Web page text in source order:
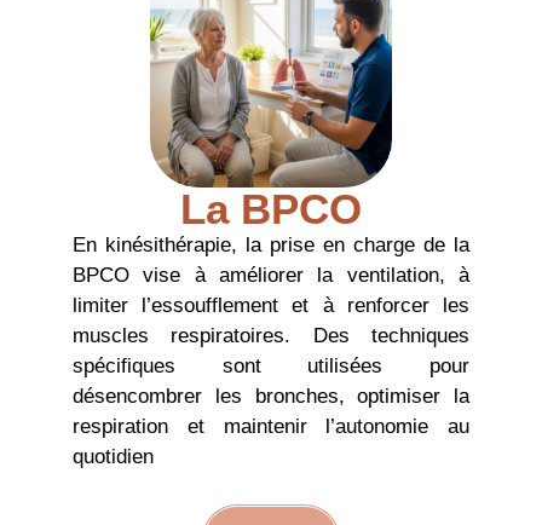
La BPCO
En kinésithérapie, la prise en charge de la
BPCO vise à améliorer la ventilation, à
limiter l’essoufflement et à renforcer les
muscles respiratoires. Des techniques
spécifiques sont utilisées pour
désencombrer les bronches, optimiser la
respiration et maintenir l’autonomie au
quotidien